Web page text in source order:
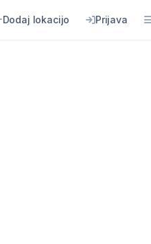
Dodaj lokacijo Prijava